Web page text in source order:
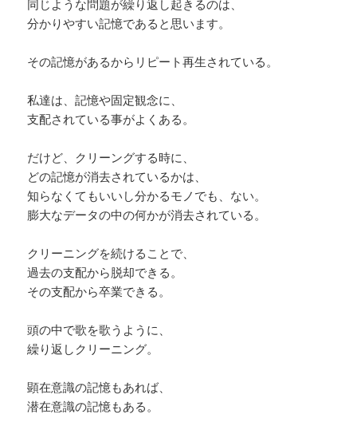
同じような問題が繰り返し起きるのは、
分かりやすい記憶であると思います。
その記憶があるからリピート再生されている。
私達は、記憶や固定観念に、
支配されている事がよくある。
だけど、クリーングする時に、
どの記憶が消去されているかは、
知らなくてもいいし分かるモノでも、ない。
膨大なデータの中の何かが消去されている。
クリーニングを続けることで、
過去の支配から脱却できる。
その支配から卒業できる。
頭の中で歌を歌うように、
繰り返しクリーニング。
顕在意識の記憶もあれば、
潜在意識の記憶もある。